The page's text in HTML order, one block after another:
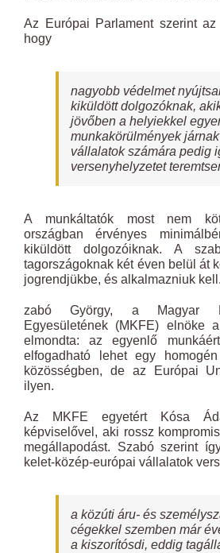
Az Európai Parlament szerint
hogy
nagyobb védelmet
kiküldött dolgozóknak,
jövőben a helyiekkel
munkakörülmények
vállalatok számára pedig
versenyhelyzetet
A munkáltatók most nem
országban érvényes
kiküldött dolgozóiknak. A
tagországoknak két éven belül át
jogrendjükbe, és alkalmazniuk kell.
zabó György, a Magyar
Egyesületének (MKFE) elnöke
elmondta: az egyenlő
elfogadható lehet egy
közösségben, de az Európai
ilyen.
Az MKFE egyetért Kósa
képviselővel, aki rossz
megállapodást. Szabó szerint
kelet-közép-európai vállalatok
a közúti áru- és
cégekkel szemben már
a kiszorítósdi, eddig